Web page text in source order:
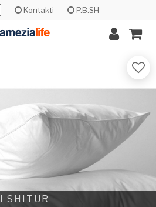
Kontakti P.B.SH
I SHITUR